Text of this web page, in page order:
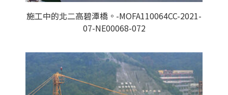
施工中的北二高碧潭橋。-MOFA110064CC-2021-
07-NE00068-072